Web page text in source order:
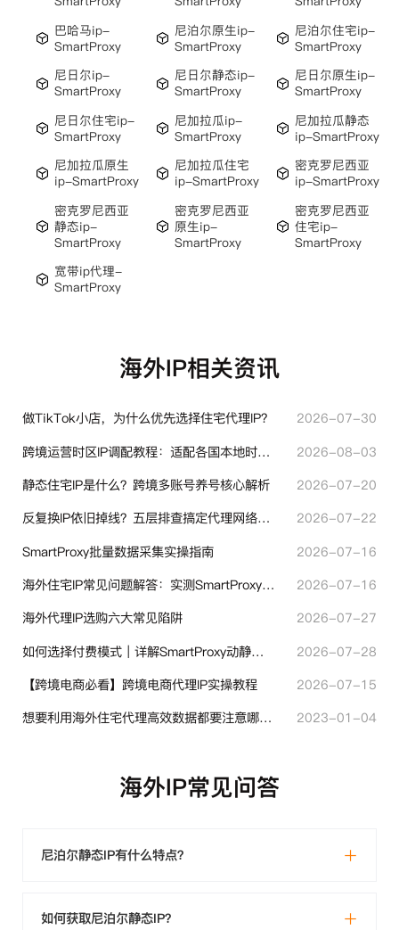
巴哈马ip-
SmartProxy
尼泊尔原生ip-
SmartProxy
尼泊尔住宅ip-
SmartProxy
尼日尔ip-
SmartProxy
尼日尔静态ip-
SmartProxy
尼日尔原生ip-
SmartProxy
尼日尔住宅ip-
SmartProxy
尼加拉瓜ip-
SmartProxy
尼加拉瓜静态
ip-SmartProxy
尼加拉瓜原生
ip-SmartProxy
尼加拉瓜住宅
ip-SmartProxy
密克罗尼西亚
ip-SmartProxy
密克罗尼西亚
静态ip-
SmartProxy
密克罗尼西亚
原生ip-
SmartProxy
密克罗尼西亚
住宅ip-
SmartProxy
宽带ip代理-
SmartProxy
海外IP相关资讯
做TikTok小店，为什么优先选择住宅代理IP？
2026-07-30
跨境运营时区IP调配教程：适配各国本地时区设置方法
2026-08-03
静态住宅IP是什么？跨境多账号养号核心解析
2026-07-20
反复换IP依旧掉线？五层排查搞定代理网络异常
2026-07-22
SmartProxy批量数据采集实操指南
2026-07-16
海外住宅IP常见问题解答：实测SmartProxy使用经验分享
2026-07-16
海外代理IP选购六大常见陷阱
2026-07-27
如何选择付费模式｜详解SmartProxy动静态计费体系
2026-07-28
【跨境电商必看】跨境电商代理IP实操教程
2026-07-15
想要利用海外住宅代理高效数据都要注意哪些地方？
2023-01-04
海外IP常见问答
尼泊尔静态IP有什么特点？
如何获取尼泊尔静态IP？